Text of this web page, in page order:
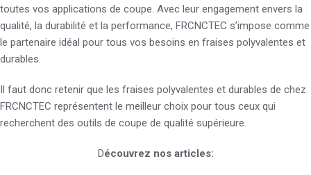
toutes vos applications de coupe. Avec leur engagement envers la
qualité, la durabilité et la performance, FRCNCTEC s’impose comme
le partenaire idéal pour tous vos besoins en fraises polyvalentes et
durables.
Il faut donc retenir que les fraises polyvalentes et durables de chez
FRCNCTEC représentent le meilleur choix pour tous ceux qui
recherchent des outils de coupe de qualité supérieure.
Découvrez nos articles: